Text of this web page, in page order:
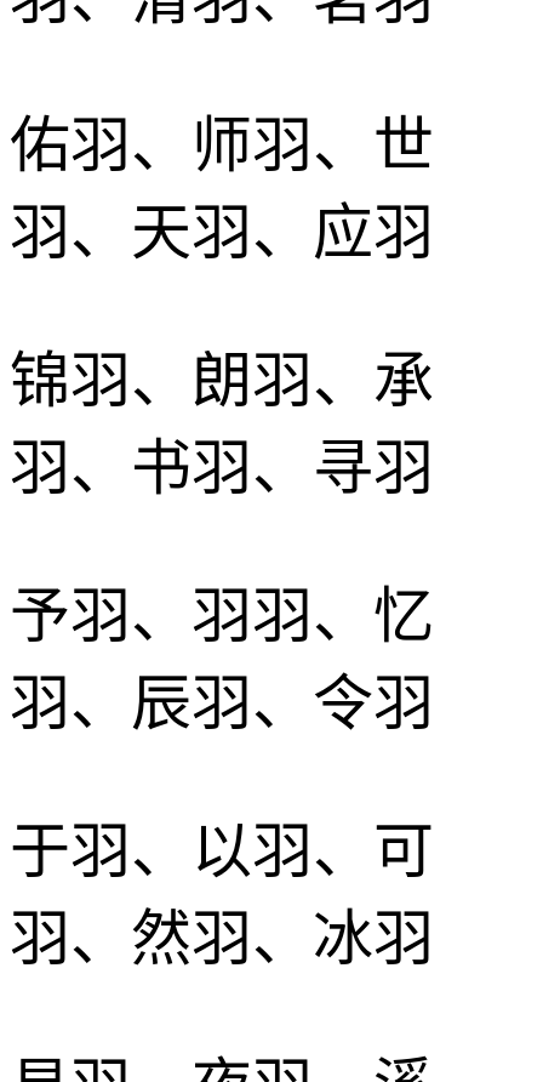
佑羽、师羽、世
羽、天羽、应羽
锦羽、朗羽、承
羽、书羽、寻羽
予羽、羽羽、忆
羽、辰羽、令羽
于羽、以羽、可
羽、然羽、冰羽